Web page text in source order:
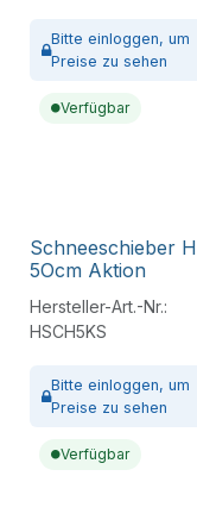
Bitte einloggen, um
Preise zu sehen
Verfügbar
Schneeschieber
5Ocm Aktion
Hersteller-Art.-Nr.:
HSCH5KS
Bitte einloggen, um
Preise zu sehen
Verfügbar